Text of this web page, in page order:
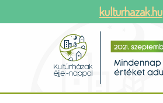
kulturhazak.hu